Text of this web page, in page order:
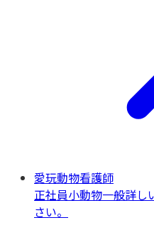
愛玩動物看護師
正社員小動物一般詳し
さい。